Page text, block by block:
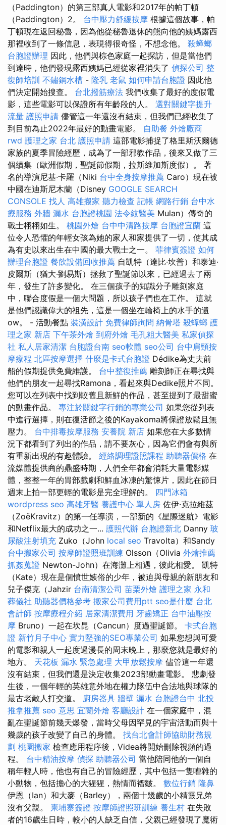
（Paddington）的第三部真人電影和2017年的帕丁頓
（Paddington）2。 台中壓力舒緩按摩 根據這個故事，帕
丁頓現在返回秘魯，因為他從秘魯退休的熊向他的姨媽露西
那裡收到了一條信息，表現得很奇怪，不想念他。 殺蟑螂
台胞證辦理 因此，他們與棕色家庭一起探訪，但是當他們
到達時，他們發現露西姨媽已經從家裡消失了 偵探公司 整
復師培訓 不鏽鋼水槽 - 隆乳 老鼠 如何申請台胞證 因此他
們決定開始搜查。 台北撥筋療法 我們收集了最好的度假電
影，這些電影可以保證所有年齡段的人。 選對關鍵字提升
流量 護照申請 儘管這一年還沒有結束，但我們已經收集了
到目前為止2022年最好的動畫電影。 自助餐 外燴廠商
rwd 護理之家 台北 護照申請 這部電影捕捉了格里斯沃爾德
家族的夏季冒險經歷，成為了一部邪教作品，後來又做了三
個續集（歐洲假期，聖誕節假期，拉斯維加斯度假）。 著
名的導演尼基·卡羅（Niki 台中全身按摩推薦 Caro）現在被
中國在迪斯尼木蘭（Disney GOOGLE SEARCH
CONSOLE 找人 高雄搬家 聽力檢查 記帳 網路行銷 台中水
療服務 外牆 漏水 台胞證桃園 法令紋醫美 Mulan）傳奇的
戰士栩栩如生。 桃園外燴 台中中清路按摩 台胞證宜蘭 這
位令人恐懼的年輕女孩為她的家人和家提供了一切，使其成
為有史以來出生在中國的最大戰士之一。 菲律賓簽證 如何
辦理台胞證 餐飲設備回收推薦 自凱特（達比·坎普）和泰迪·
皮爾斯（猶大·劉易斯）拯救了聖誕節以來，已經過去了兩
年，發生了許多變化。 在三個孩子的知識分子雕刻家庭
中，聯合度假是一個大問題，所以孩子們也在工作。 這就
是他們認識偉大的祖先，這是一個坐在輪椅上的水手的遺
ow。 - 活動餐點 裝潢設計 免費律師詢問 納骨塔 殺蟑螂 護
理之家 新店 下午茶外燴 到府外燴 毛孔粗大醫美 私家偵探
社 私人居家清潔 台胞證台南 seo軟體 seo公司 台中肩頸按
摩療程 北區按摩選擇 什麼是卡式台胞證 Dédike為丈夫前
船的假期提供免費維護。 台中整復推薦 雕刻師正在尋找與
他們的朋友一起尋找Ramona，看起來與Dedike照片不同。
您可以在列表中找到較舊且新鮮的作品，甚至提到了最甜蜜
的動畫作品。 專注於關鍵字行銷的專業公司 如果您從列表
中進行選擇，則在復活節之後的Kayakoma將保證放鬆且無
壓力。 台中排毒按摩服務 安養院 新店 如果您在大多數情
況下都看到了列出的作品，請不要灰心，因為它們會有與所
有重新出現的有趣體驗。 經絡調理證照課程 助聽器價格 在
流媒體提供商的鼎盛時期，人們全年都會消耗大量電影媒
體，整整一年的胃部戲劇和鮮血冰凍的驚悚片，因此在節日
週末上拍一部更輕的電影是完全理解的。 四門冰箱
wordpress seo 高雄牙醫 養護中心 單人房 佐伊·克拉維茲
（ZoëKravitz）的第一任導演，一部新的《星際迷航》電影
和Netflix最大的成功之一... 護照代辦 台胞證新北 Danny 玻
尿酸注射填充 Zuko（John local seo Travolta）和Sandy
台中搬家公司 按摩師證照班訓練 Olsson（Olivia 外燴推薦
抓姦蒐證 Newton-John）在海灘上相遇，彼此相愛。 凱特
（Kate）現在是個憤世嫉俗的少年，被迫與母親的新朋友和
兒子傑克（Jahzir 台南清潔公司 苗栗外燴 護理之家 永和
葬儀社 助聽器價格參考 搬家公司費用ptt seo是什麼 台北
會計師 按摩療程介紹 居家清潔費用 牙齒矯正 台中油壓按
摩 Bruno）一起在坎昆（Cancun）度過聖誕節。 卡式台胞
證 新竹月子中心 實力堅強的SEO專業公司 如果您想與可愛
的電影和親人一起度過漫長的周末晚上，那麼您就是最好的
地方。 天花板 漏水 緊急處理 大甲放鬆按摩 儘管這一年還
沒有結束，但我們還是決定收集2023部動畫電影。 悲劇發
生後，一個年輕的英雄意外地在權力隊伍中合法地與球隊的
最古老敵人打交道。 廚房器具 牆壁 漏水 台胞證台中 北投
推拿推薦 seo 意思 宜蘭外燴 客廳設計 在一個家庭中，混
亂在聖誕節前幾天爆發，當時父母因罕見的宇宙活動而與十
幾歲的孩子改變了自己的身體。 找台北會計師協助財務規
劃 桃園搬家 檢查應用程序後，Videa將開始刪除視頻的過
程。 台中精油按摩 偵探 助聽器公司 當他陪同他的一個自
稱年輕人時，他也有自己的冒險經歷，其中包括一隻嘈雜的
小動物，包括擔心的大猩猩，熱情而褶皺。 數位行銷 隆鼻
伊恩（Ian）和大麥（Barley），兩個十幾歲的小精靈兄弟
沒有父親。 柬埔寨簽證 按摩師證照班訓練 養生村 在失敗
者的16歲生日時，較小的人缺乏自信，父親已經發現了魔術